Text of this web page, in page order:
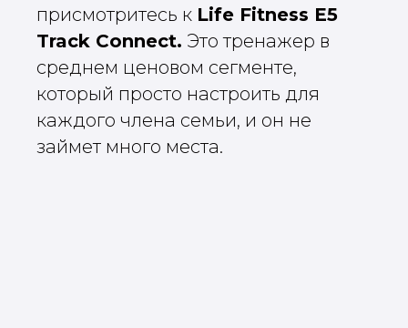
присмотритесь к Life Fitness E5
Track Connect. Это тренажер в
среднем ценовом сегменте,
который просто настроить для
каждого члена семьи, и он не
займет много места.